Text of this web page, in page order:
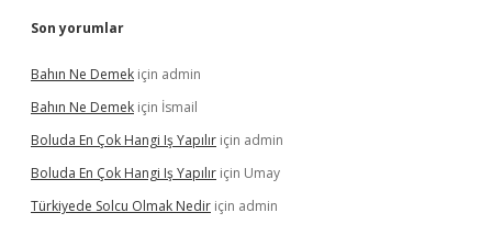
Son yorumlar
Bahın Ne Demek için admin
Bahın Ne Demek için İsmail
Boluda En Çok Hangi Iş Yapılır için admin
Boluda En Çok Hangi Iş Yapılır için Umay
Türkiyede Solcu Olmak Nedir için admin